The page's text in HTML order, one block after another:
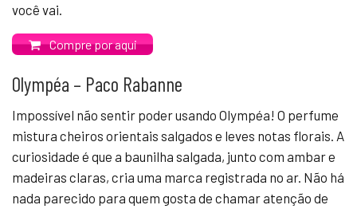
você vai.
Compre por aqui
Olympéa – Paco Rabanne
Impossível não sentir poder usando Olympéa! O perfume
mistura cheiros orientais salgados e leves notas florais. A
curiosidade é que a baunilha salgada, junto com ambar e
madeiras claras, cria uma marca registrada no ar. Não há
nada parecido para quem gosta de chamar atenção de